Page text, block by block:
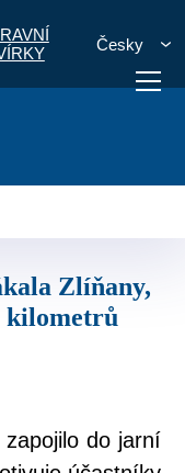
Česky
kilometrů
do jarní